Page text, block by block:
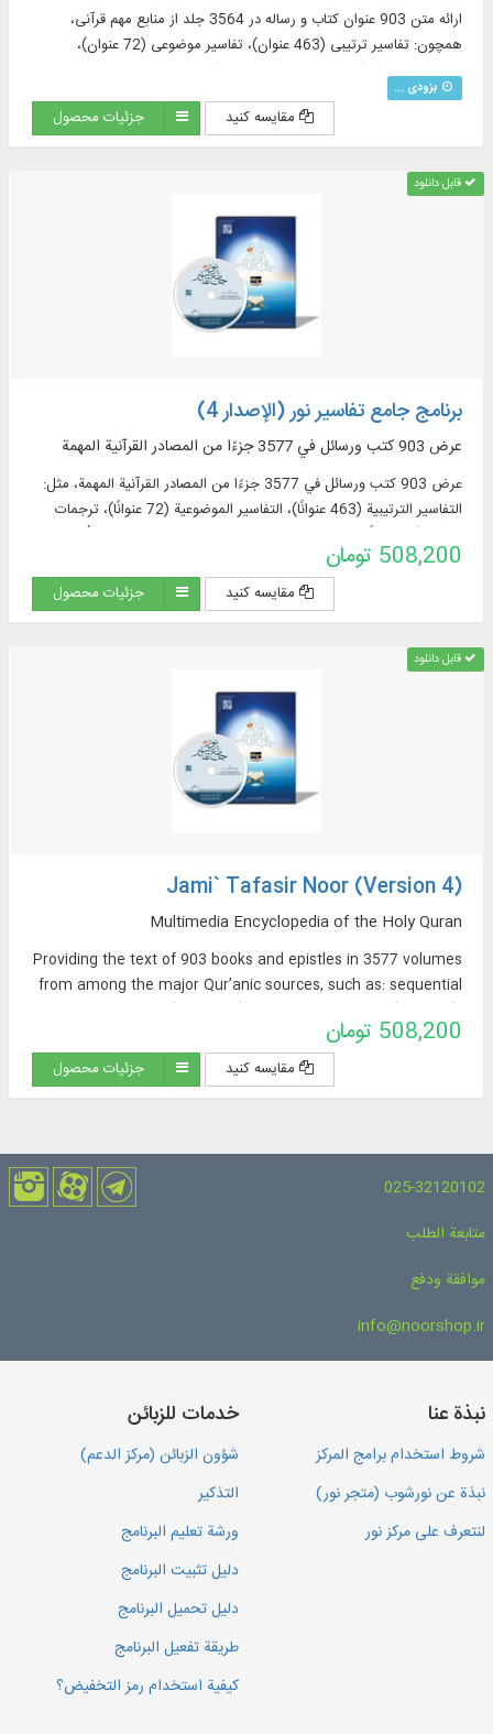
ارائه متن 903 عنوان کتاب و رساله در 3564 جلد از منابع مهم قرآنی،
همچون: تفاسیر ترتیبی (463 عنوان)، تفاسیر موضوعی (72 عنوان)،
قسمت دانشنامه)، منابع تفسیر و علوم قرآنی (319 عنوان)، فرهنگنامه‌ها (52
عنوان)، پرسمان‌های قرآنی (32 عنوان)
بزودی ...
مقایسه کنید جزئیات محصول
قابل دانلود
برنامج جامع تفاسير نور (الإصدار 4)
عرض 903 كتب ورسائل في 3577 جزءًا من المصادر القرآنية المهمة
عرض 903 كتب ورسائل في 3577 جزءًا من المصادر القرآنية المهمة، مثل:
التفاسير الترتيبية (463 عنوانًا)، التفاسير الموضوعية (72 عنوانًا)، ترجمات
508,200 تومان
مقایسه کنید جزئیات محصول
قابل دانلود
Jami` Tafasir Noor (Version 4)
Multimedia Encyclopedia of the Holy Quran
Providing the text of 903 books and epistles in 3577 volumes
from among the major Qur’anic sources, such as: sequential
translations of the Qur’an (57 titles + 23 extracted
translations [from exegeses] + 60 non-Persian translations in
the Encyclopedia Section), sources of Qur’anic Exegesis and
508,200 تومان
مقایسه کنید جزئیات محصول
025-32120102
متابعة الطلب
موافقة ودفع
info@noorshop.ir
نبذة عنا
شروط استخدام برامج المركز
نبذة عن نورشوب (متجر نور)
لنتعرف على مركز نور
خدمات للزبائن
شؤون الزبائن (مركز الدعم)
التذكير
ورشة تعليم البرنامج
دليل تثبيت البرنامج
دليل تحميل البرنامج
طريقة تفعيل البرنامج
كيفية استخدام رمز التخفيض؟